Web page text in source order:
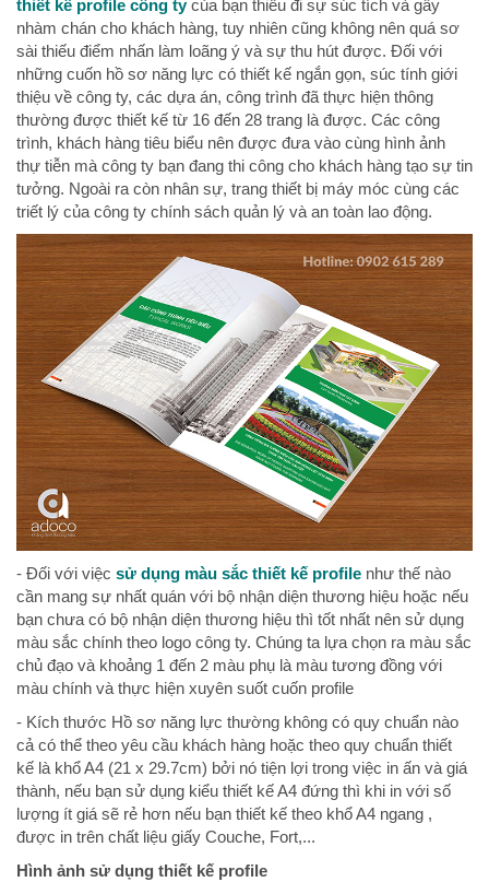
thiết kế profile công tycủa bạn thiếu đi sự súc tích và gây
nhàm chán cho khách hàng, tuy nhiên cũng không nên quá sơ
sài thiếu điểm nhấn làm loãng ý và sự thu hút được. Đối với
những cuốn hồ sơ năng lực có thiết kế ngắn gọn, súc tính giới
thiệu về công ty, các dựa án, công trình đã thực hiện thông
thường được thiết kế từ 16 đến 28 trang là được. Các công
trình, khách hàng tiêu biểu nên được đưa vào cùng hình ảnh
thự tiễn mà công ty bạn đang thi công cho khách hàng tạo sự tin
tưởng. Ngoài ra còn nhân sự, trang thiết bị máy móc cùng các
triết lý của công ty chính sách quản lý và an toàn lao động.
- Đối với việc sử dụng màu sắc thiết kế profile như thế nào
cần mang sự nhất quán với bộ nhận diện thương hiệu hoặc nếu
bạn chưa có bộ nhận diện thương hiệu thì tốt nhất nên sử dụng
màu sắc chính theo logo công ty. Chúng ta lựa chọn ra màu sắc
chủ đạo và khoảng 1 đến 2 màu phụ là màu tương đồng với
màu chính và thực hiện xuyên suốt cuốn profile
- Kích thước Hồ sơ năng lực thường không có quy chuẩn nào
cả có thể theo yêu cầu khách hàng hoặc theo quy chuẩn thiết
kế là khổ A4 (21 x 29.7cm) bởi nó tiện lợi trong việc in ấn và giá
thành, nếu bạn sử dụng kiểu thiết kế A4 đứng thì khi in với số
lượng ít giá sẽ rẻ hơn nếu bạn thiết kế theo khổ A4 ngang ,
được in trên chất liệu giấy Couche, Fort,...
Hình ảnh sử dụng thiết kế profile